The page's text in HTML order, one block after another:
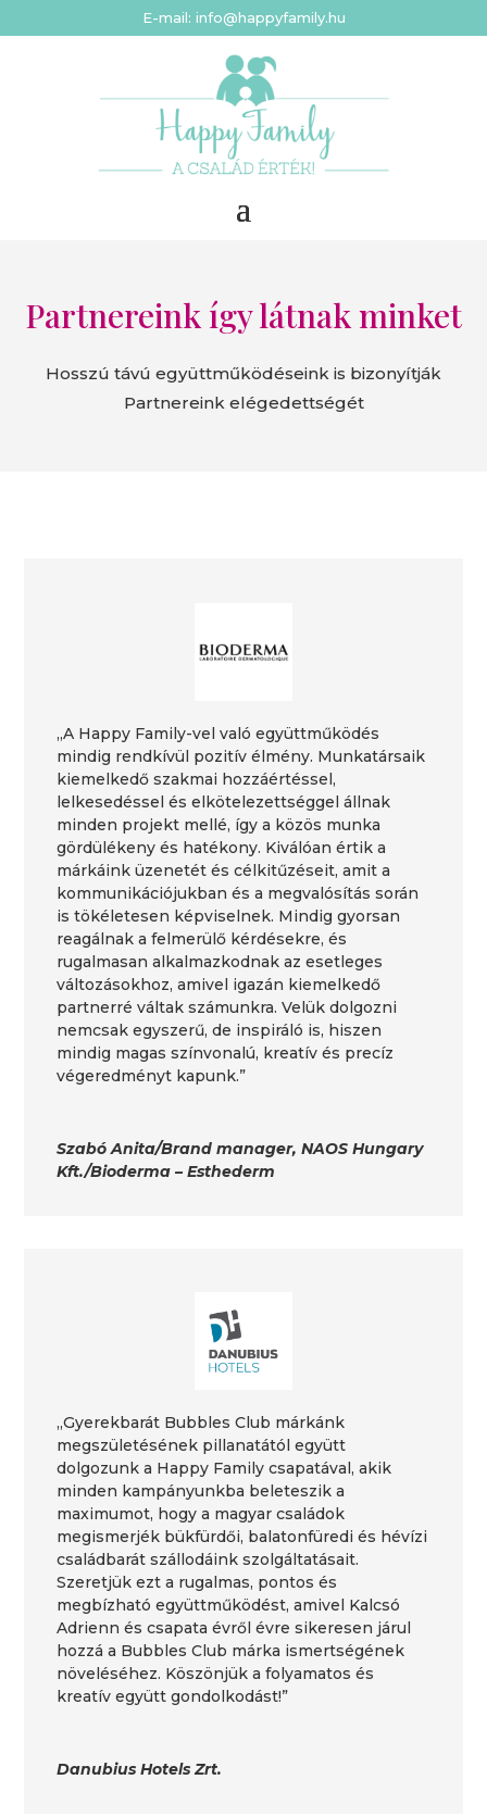
E-mail: info@happyfamily.hu
Partnereink így látnak minket
Hosszú távú együttműködéseink is bizonyítják
Partnereink elégedettségét
„A Happy Family-vel való együttműködés
mindig rendkívül pozitív élmény. Munkatársaik
kiemelkedő szakmai hozzáértéssel,
lelkesedéssel és elkötelezettséggel állnak
minden projekt mellé, így a közös munka
gördülékeny és hatékony. Kiválóan értik a
márkáink üzenetét és célkitűzéseit, amit a
kommunikációjukban és a megvalósítás során
is tökéletesen képviselnek. Mindig gyorsan
reagálnak a felmerülő kérdésekre, és
rugalmasan alkalmazkodnak az esetleges
változásokhoz, amivel igazán kiemelkedő
partnerré váltak számunkra. Velük dolgozni
nemcsak egyszerű, de inspiráló is, hiszen
mindig magas színvonalú, kreatív és precíz
végeredményt kapunk.”
Szabó Anita/Brand manager, NAOS Hungary
Kft./Bioderma – Esthederm
„Gyerekbarát Bubbles Club márkánk
megszületésének pillanatától együtt
dolgozunk a Happy Family csapatával, akik
minden kampányunkba beleteszik a
maximumot, hogy a magyar családok
megismerjék bükfürdői, balatonfüredi és hévízi
családbarát szállodáink szolgáltatásait.
Szeretjük ezt a rugalmas, pontos és
megbízható együttműködést, amivel Kalcsó
Adrienn és csapata évről évre sikeresen járul
hozzá a Bubbles Club márka ismertségének
növeléséhez. Köszönjük a folyamatos és
kreatív együtt gondolkodást!”
Danubius Hotels Zrt.